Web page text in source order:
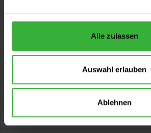
Alle zulassen
Auswahl erlauben
Ablehnen
Persönliche Beratung unter040 60
Volvox Espressivo Lehmfarbe (Carribean
dauerelastischer Wand- und...mehr